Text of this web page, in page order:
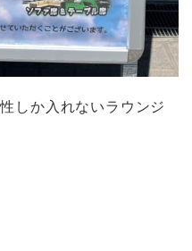
しか入れないラウンジ